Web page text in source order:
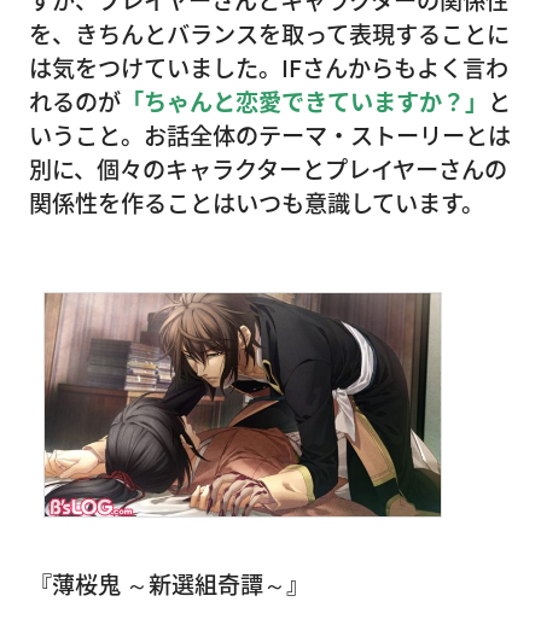
を、きちんとバランスを取って表現することに
は気をつけていました。IFさんからもよく言わ
れるのが 「ちゃんと恋愛できていますか？」 と
いうこと。お話全体のテーマ・ストーリーとは
別に、個々のキャラクターとプレイヤーさんの
関係性を作ることはいつも意識しています。
『薄桜鬼 ～新選組奇譚～』